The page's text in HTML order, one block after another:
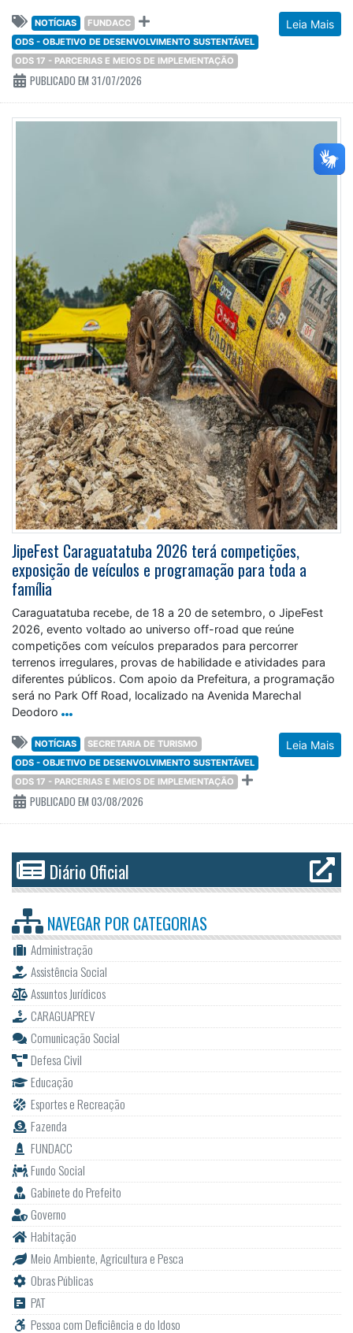
Leia Mais
NOTÍCIAS
FUNDACC
ODS - OBJETIVO DE DESENVOLVIMENTO SUSTENTÁVEL
ODS 17 - PARCERIAS E MEIOS DE IMPLEMENTAÇÃO
PUBLICADO EM 31/07/2026
JipeFest Caraguatatuba 2026 terá competições,
exposição de veículos e programação para toda a
família
Caraguatatuba recebe, de 18 a 20 de setembro, o JipeFest
2026, evento voltado ao universo off-road que reúne
competições com veículos preparados para percorrer
terrenos irregulares, provas de habilidade e atividades para
diferentes públicos. Com apoio da Prefeitura, a programação
será no Park Off Road, localizado na Avenida Marechal
Deodoro
Leia Mais
NOTÍCIAS
SECRETARIA DE TURISMO
ODS - OBJETIVO DE DESENVOLVIMENTO SUSTENTÁVEL
ODS 17 - PARCERIAS E MEIOS DE IMPLEMENTAÇÃO
PUBLICADO EM 03/08/2026
Diário Oficial
NAVEGAR POR CATEGORIAS
Administração
Assistência Social
Assuntos Jurídicos
CARAGUAPREV
Comunicação Social
Defesa Civil
Educação
Esportes e Recreação
Fazenda
FUNDACC
Fundo Social
Gabinete do Prefeito
Governo
Habitação
Meio Ambiente, Agricultura e Pesca
Obras Públicas
PAT
Pessoa com Deficiência e do Idoso